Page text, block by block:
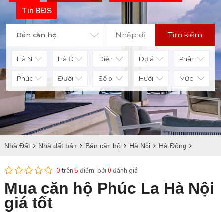
Tin BĐS
Bán căn hộ Tìm kiếm
Diện tích
Số phòng Hướng nhà Mức giá
Nhà Đất Nhà đất bán Bán căn hộ Hà Nội Hà Đông
Bán căn hộ tại Phúc La
0trên 5 điểm, bởi 0 đánh giá
Mua căn hộ Phúc La Hà Nội
giá tốt